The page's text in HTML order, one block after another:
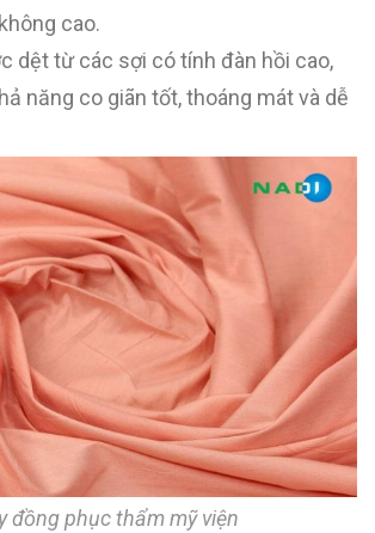
cao.
dệt từ các sợi có tính đàn hồi cao,
năng co giãn tốt, thoáng mát và dễ
đồng phục thẩm mỹ viện